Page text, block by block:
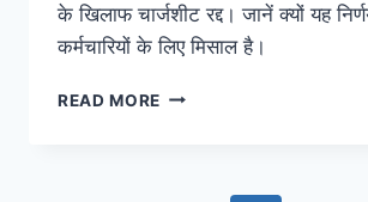
के खिलाफ चार्जशीट रद्द। जानें क्यों यह
कर्मचारियों के लिए मिसाल है।
READ MORE